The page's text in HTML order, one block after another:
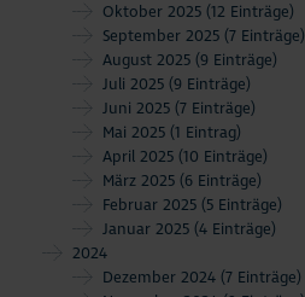
Oktober 2025 (12 Einträge)
September 2025 (7 Einträge)
August 2025 (9 Einträge)
Juli 2025 (9 Einträge)
Juni 2025 (7 Einträge)
Mai 2025 (1 Eintrag)
April 2025 (10 Einträge)
März 2025 (6 Einträge)
Februar 2025 (5 Einträge)
Januar 2025 (4 Einträge)
2024
Dezember 2024 (7 Einträge)